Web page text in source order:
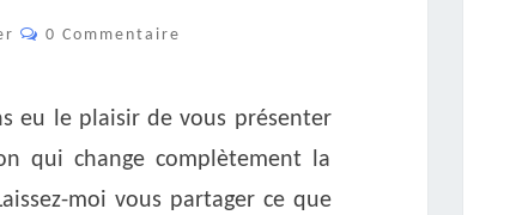
Commentaires
0 Commentaire
eu le plaisir de vous présenter
qui change complètement la
moi vous partager ce que